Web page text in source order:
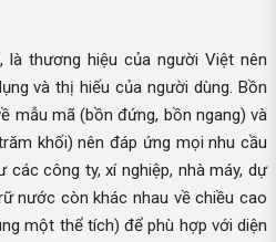
thương hiệu của người Việt nên
và thị hiếu của người dùng. Bồn
mẫu mã (bồn đứng, bồn ngang) và
khối) nên đáp ứng mọi nhu cầu
công ty, xí nghiệp, nhà máy, dự
nước còn khác nhau về chiều cao
một thể tích) để phù hợp với diện